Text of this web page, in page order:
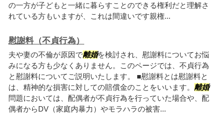
の一方が子どもと一緒に暮らすことのできる権利だと理解さ
れている方もいますが、これは間違いです親権...
慰謝料（不貞行為）
夫や妻の不倫が原因で離婚を検討され、慰謝料についてお悩
みになる方も少なくありません。このページでは、不貞行為
と慰謝料についてご説明いたします。 ■慰謝料とは慰謝料と
は、精神的な損害に対しての賠償金のことをいいます。 離婚
問題においては、配偶者が不貞行為を行っていた場合や、配
偶者からDV（家庭内暴力）やモラハラの被害...